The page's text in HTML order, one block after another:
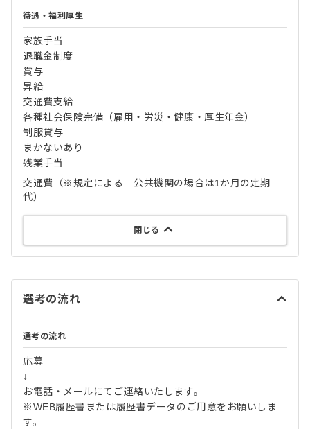
待遇・福利厚生
家族手当
退職金制度
賞与
昇給
交通費支給
各種社会保険完備（雇用・労災・健康・厚生年金）
制服貸与
まかないあり
残業手当
交通費（※規定による 公共機関の場合は1か月の定期
代）
閉じる
選考の流れ
選考の流れ
応募
↓
お電話・メールにてご連絡いたします。
※WEB履歴書または履歴書データのご用意をお願いしま
す。